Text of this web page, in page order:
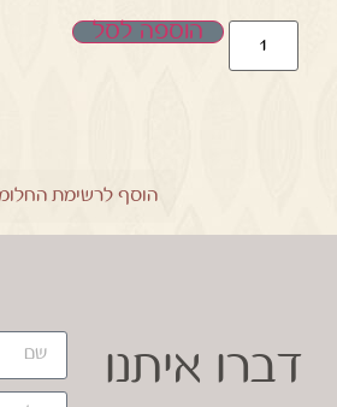
הוספה לסל
הוסף לרשימת
דברו איתנו